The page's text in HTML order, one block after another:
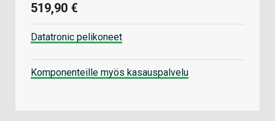
519,90 €
Datatronic pelikoneet
Komponenteille myös kasauspalvelu